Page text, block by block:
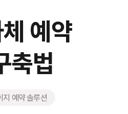
예약
축법
예약 솔루션